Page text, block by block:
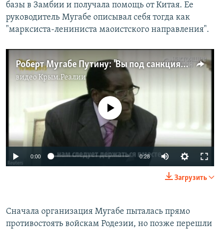
базы в Замбии и получала помощь от Китая. Ее
руководитель Мугабе описывал себя тогда как
"марксиста-лениниста маоистского направления".
Роберт Мугабе Путину: "Вы под санкциями, мы под санкциями, нам надо держаться вместе"
видео Крым.Реалии
No media source currently available
0:00 0:28
Загрузить
Сначала организация Мугабе пыталась прямо
противостоять войскам Родезии, но позже перешли